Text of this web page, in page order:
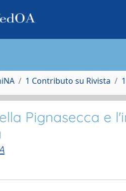
1 Contributo su Rivista
Pignasecca e